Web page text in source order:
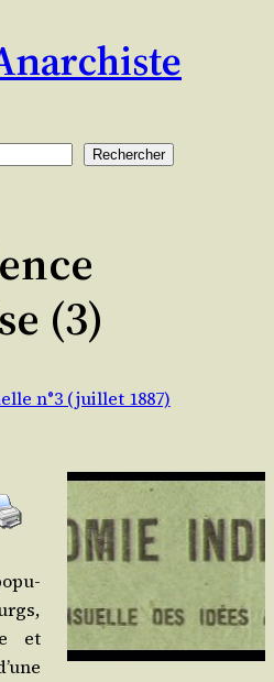
Rechercher
(3)
n°3 (juillet 1887)
et